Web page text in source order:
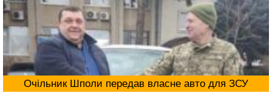
Очільник Шполи передав власне авто для ЗСУ